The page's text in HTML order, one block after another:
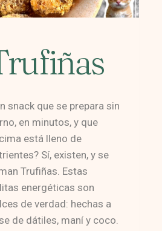
snack que se prepara sin
en minutos, y que
está lleno de
Sí, existen, y se
Trufiñas. Estas
energéticas son
de verdad: hechas a
de dátiles, maní y coco.